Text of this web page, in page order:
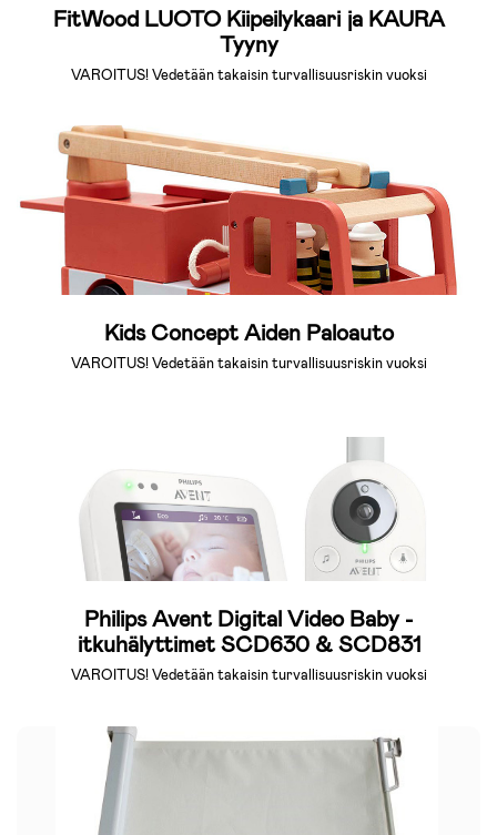
FitWood LUOTO Kiipeilykaari ja KAURA
Tyyny
VAROITUS! Vedetään takaisin turvallisuusriskin vuoksi
Kids Concept Aiden Paloauto
VAROITUS! Vedetään takaisin turvallisuusriskin vuoksi
Philips Avent Digital Video Baby -
itkuhälyttimet SCD630 & SCD831
VAROITUS! Vedetään takaisin turvallisuusriskin vuoksi